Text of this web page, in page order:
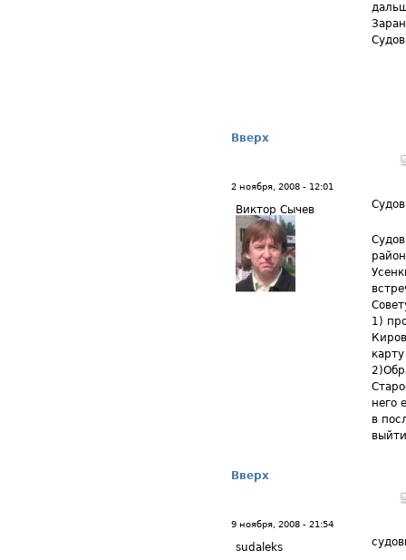
Вверх
2 ноября, 2008 - 12:01
Виктор Сычев
1)
него
в
Вверх
9 ноября, 2008 - 21:54
sudaleks